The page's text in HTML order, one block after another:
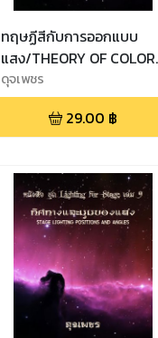
ทฤษฏีสีกับการออกแบบ
แสง/THEORY OF COLOR
FOR STAGE LIGHTING
DESIGN
ดุจเพชร
29.00 ฿